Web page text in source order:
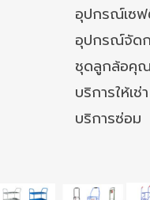
อุปกรณ์เซ
อุปกรณ์จัดก
ชุดลูกล้อคุ
บริการให้เช่า
บริการซ่อม